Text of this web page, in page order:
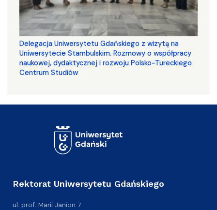
Delegacja Uniwersytetu Gdańskiego z wizytą na
Uniwersytecie Stambulskim. Rozmowy o współpracy
naukowej, dydaktycznej i rozwoju Polsko-Tureckiego
Centrum Studiów
Rektorat Uniwersytetu Gdańskiego
ul. prof. Marii Janion 7